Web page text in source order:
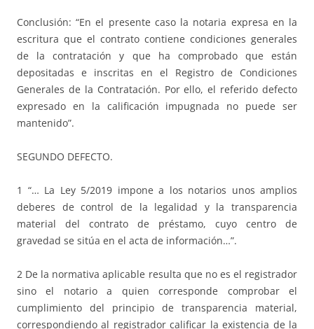
Conclusión: “En el presente caso la notaria expresa en la
escritura que el contrato contiene condiciones generales
de la contratación y que ha comprobado que están
depositadas e inscritas en el Registro de Condiciones
Generales de la Contratación. Por ello, el referido defecto
expresado en la calificación impugnada no puede ser
mantenido”.
SEGUNDO DEFECTO.
1 “… La Ley 5/2019 impone a los notarios unos amplios
deberes de control de la legalidad y la transparencia
material del contrato de préstamo, cuyo centro de
gravedad se sitúa en el acta de información…”.
2 De la normativa aplicable resulta que no es el registrador
sino el notario a quien corresponde comprobar el
cumplimiento del principio de transparencia material,
correspondiendo al registrador calificar la existencia de la